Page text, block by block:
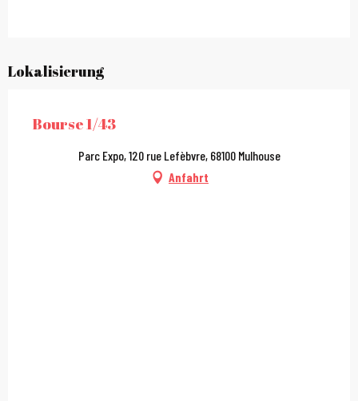
Lokalisierung
Bourse 1/43
Parc Expo, 120 rue Lefèbvre, 68100 Mulhouse
Anfahrt